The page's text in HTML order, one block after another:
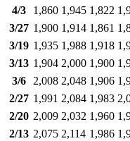
4/3
1,860 1,945 1,822
3/27 1,900 1,914 1,861
3/19 1,935 1,988 1,918
3/13 1,904 2,000 1,900
3/6
2,008 2,048 1,906
2/27 1,991 2,084 1,983
2/20 2,009 2,032 1,960
2/13 2,075 2,114 1,986